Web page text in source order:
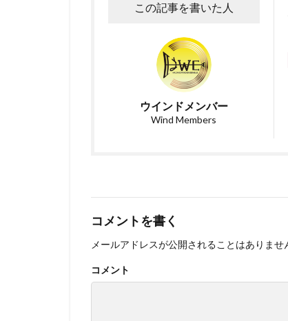
この記事を書いた人
ウインドメンバー
Wind Members
コメントを書く
メールアドレスが公開されることはありませ
コメント